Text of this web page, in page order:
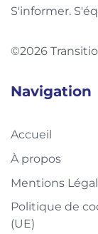
S'informer.
©2026
Navigation
Accueil
À propos
Mentions
Politique de
(UE)